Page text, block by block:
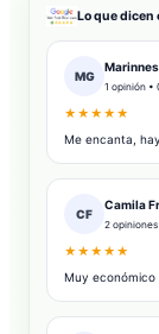
Lo que dicen
MG
1 opinión •
★★★★★
Me encanta,
CF
Camila
2
★★★★★
Muy económico